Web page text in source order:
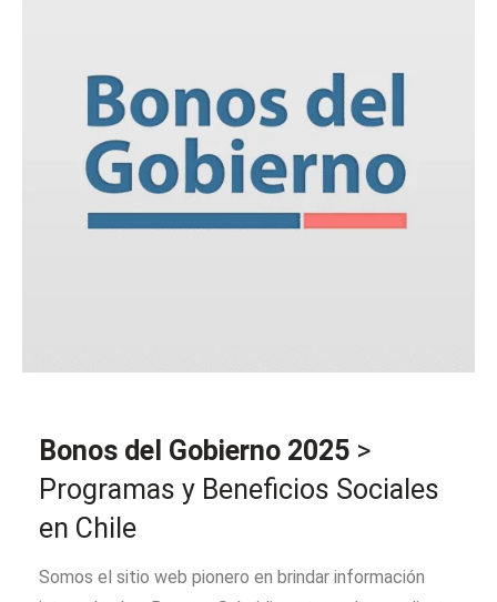
Bonos del Gobierno 2025 >
Programas y Beneficios Sociales
en Chile
Somos el sitio web pionero en brindar información